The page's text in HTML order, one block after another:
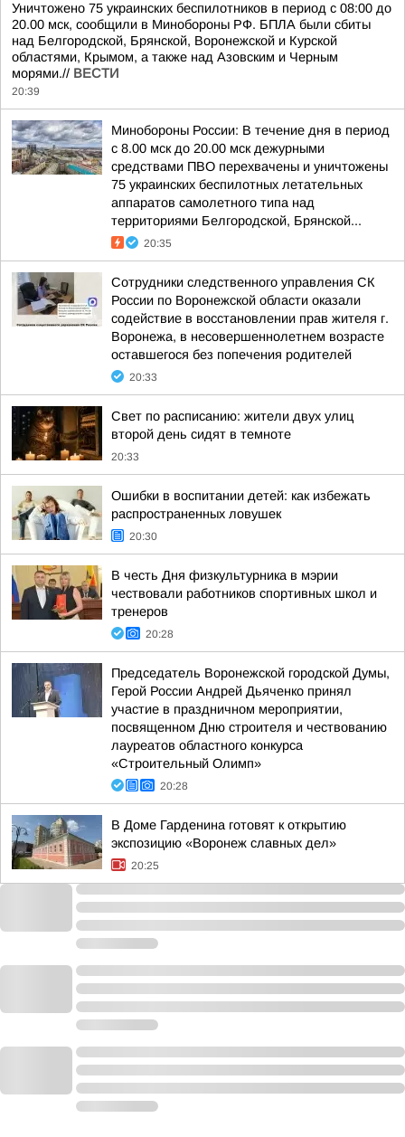
Уничтожено 75 украинских беспилотников в период с 08:00 до
20.00 мск, сообщили в Минобороны РФ. БПЛА были сбиты
над Белгородской, Брянской, Воронежской и Курской
областями, Крымом, а также над Азовским и Черным
морями.// ВЕСТИ
20:39
Минобороны России: В течение дня в период
с 8.00 мск до 20.00 мск дежурными
средствами ПВО перехвачены и уничтожены
75 украинских беспилотных летательных
аппаратов самолетного типа над
территориями Белгородской, Брянской...
20:35
Сотрудники следственного управления СК
России по Воронежской области оказали
содействие в восстановлении прав жителя г.
Воронежа, в несовершеннолетнем возрасте
оставшегося без попечения родителей
20:33
Свет по расписанию: жители двух улиц
второй день сидят в темноте
20:33
Ошибки в воспитании детей: как избежать
распространенных ловушек
20:30
В честь Дня физкультурника в мэрии
чествовали работников спортивных школ и
тренеров
20:28
Председатель Воронежской городской Думы,
Герой России Андрей Дьяченко принял
участие в праздничном мероприятии,
посвященном Дню строителя и чествованию
лауреатов областного конкурса
«Строительный Олимп»
20:28
В Доме Гарденина готовят к открытию
экспозицию «Воронеж славных дел»
20:25